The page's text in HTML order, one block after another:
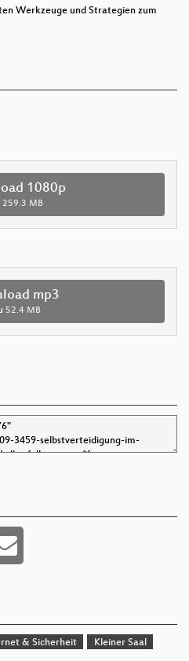
Werkzeuge und Strategien zum
1080p
259.3 MB
mp3
52.4 MB
& Sicherheit
Kleiner Saal